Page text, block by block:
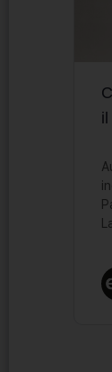
il